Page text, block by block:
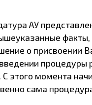
АУ
факты,
о присвоении
процедуры
этого момента
сама